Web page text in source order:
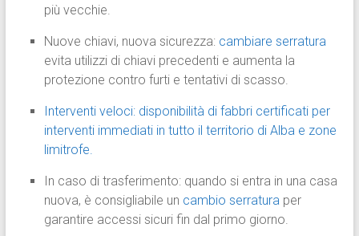
più vecchie.
Nuove chiavi, nuova sicurezza: cambiare serratura
evita utilizzi di chiavi precedenti e aumenta la
protezione contro furti e tentativi di scasso.
Interventi veloci: disponibilità di fabbri certificati per
interventi immediati in tutto il territorio di Alba e zone
limitrofe.
In caso di trasferimento: quando si entra in una casa
nuova, è consigliabile un cambio serraturaper
garantire accessi sicuri fin dal primo giorno.